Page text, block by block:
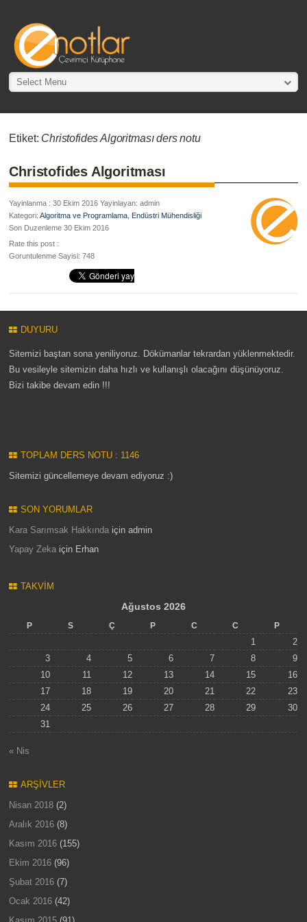
Select Menu
Etiket: Christofides Algoritması ders notu
Christofides Algoritması
Yayinlanma : 30 Ekim 2016 Yayinlayan: admin
Kategori:Algoritma ve Programlama Endüstri Mühendisliği
Son Duzenleme 30 Ekim 2016
Rate this post :
Goruntulenme Sayisi: 748
DUYURU
Sitemizi baştan sona yeniliyoruz. Dökümanlar tekrardan yüklenmektedir.
Bu vesileyle sitemizin daha hızlı ve kullanışlı olacağını düşünüyoruz.
Bizi takibe devam edin !!!
TOPLAM DERS NOTU : 1146
Sitemizi güncellemeye devam ediyoruz :)
SON YORUMLAR
Kara Sarımsak Hakkında içinadmin
Yapay Zeka için Erhan
TAKVIM
Ağustos 2026
P S Ç P C C P
1
2
3
4 5 6 7 8
9
10
11 12 13 14 15
16
17
18 19 20 21 22
23
24
25 26 27 28 29
30
31
« Nis
ARŞIVLER
Nisan 2018 (2)
Aralık 2016 (8)
Kasım 2016 (155)
Ekim 2016 (96)
Şubat 2016 (7)
Ocak 2016 (42)